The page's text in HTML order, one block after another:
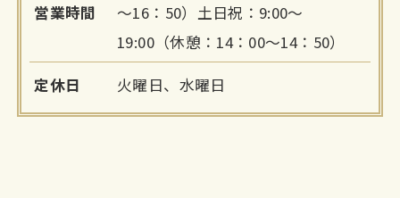
営業時間
～16：50）土日祝：9:00～
19:00（休憩：14：00～14：50）
定休日 火曜日、水曜日